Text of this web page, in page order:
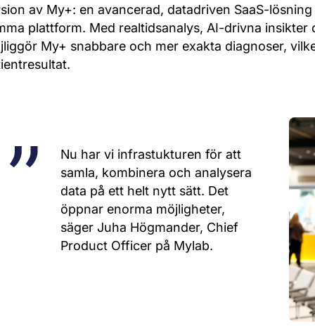
av My+: en avancerad, datadriven SaaS-
plattform. Med realtidsanalys, AI-drivna
My+ snabbare och mer exakta diagnoser,
Nu har vi infrastukturen för att
samla, kombinera och analysera
data på ett helt nytt sätt. Det
öppnar enorma möjligheter,
säger Juha Högmander, Chief
Product Officer på Mylab.